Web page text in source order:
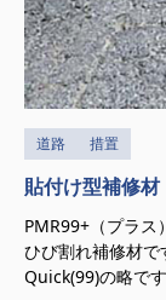
道路 措置
貼付け型補修材
PMR99+（プラス
ひび割れ補修材
Quick(99)の略です